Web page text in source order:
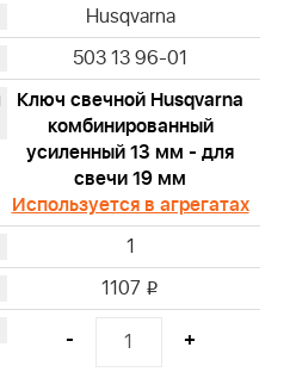
Briggs & Stratton
Briggs & Stratton
Briggs & Stratton
Briggs & Stratton
Briggs & Stratton
Briggs & Stratton
Briggs & Stratton
Briggs & Stratton
Briggs & Stratton
Briggs & Stratton
Briggs & Stratton
Husqvarna
503 13 96-01
Ключ свечной Husqvarna
комбинированный
усиленный 13 мм - для
свечи 19 мм
Используется в агрегатах
1
1107 i
- +